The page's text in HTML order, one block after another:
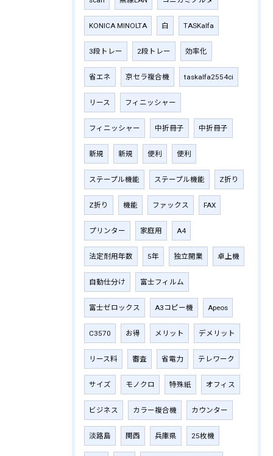
KONICA MINOLTA 白 TASKalfa
3段トレー 2段トレー 効率化
省エネ 京セラ複合機 taskalfa2554ci
リース フィニッシャー
フィニッシャー 中折冊子 中折冊子
新規 新規 便利 便利
ステープル機能 ステープル機能 Z折り
Z折り 機能 ファックス FAX
プリンター 家庭用 A4
法定耐用年数 5年 独立開業 卓上機
自動仕分け 富士フィルム
富士ゼロックス A3コピー機 Apeos
C3570 お得 メリット デメリット
リース料 審査 省電力 テレワーク
サイズ モノクロ 特殊紙 オフィス
ビジネス カラー複合機 カウンター
淡路島 関西 兵庫県 25枚機